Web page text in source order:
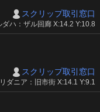
スクリップ取引窓口
ダハ：ザル回廊 X:14.2 Y:10.8
スクリップ取引窓口
ダニア：旧市街 X:14.1 Y:9.1